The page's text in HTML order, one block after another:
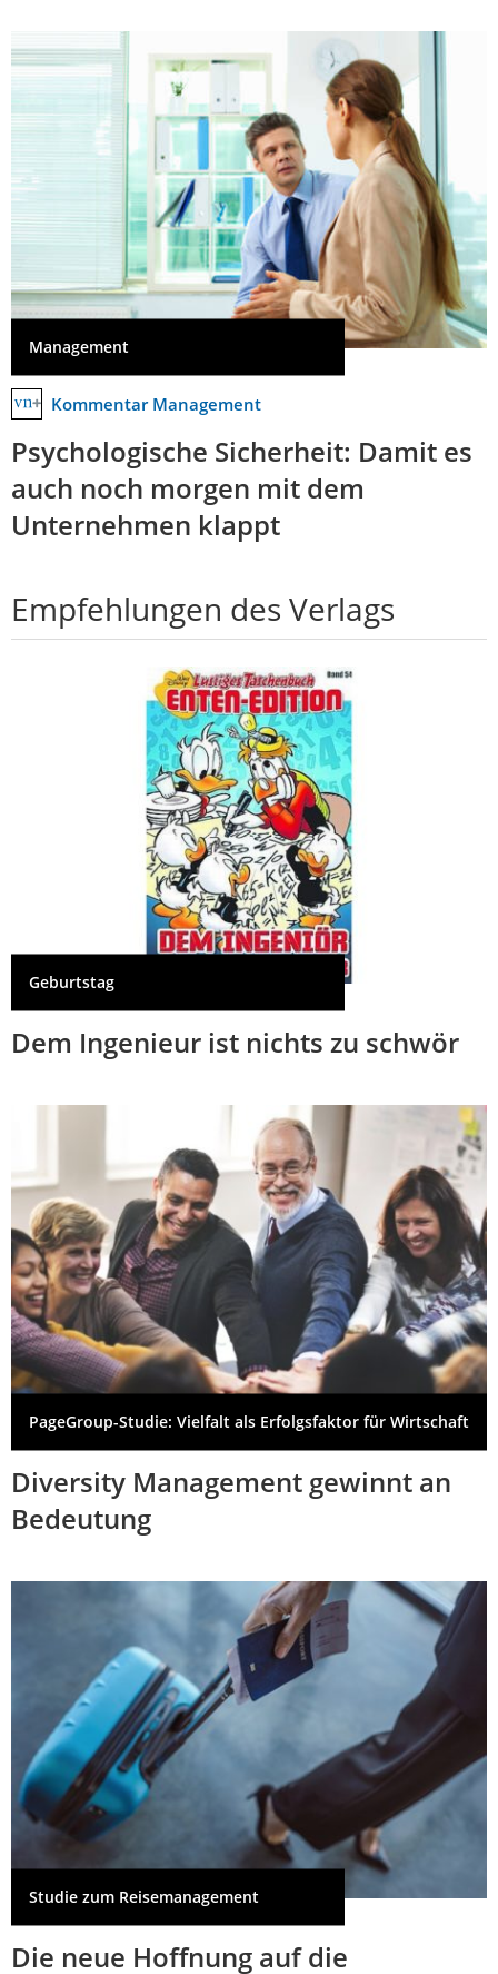
Management
Kommentar Management
Psychologische Sicherheit: Damit es
auch noch morgen mit dem
Unternehmen klappt
Empfehlungen des Verlags
Geburtstag
Dem Ingenieur ist nichts zu schwör
PageGroup-Studie: Vielfalt als Erfolgsfaktor für Wirtschaft
Diversity Management gewinnt an
Bedeutung
Studie zum Reisemanagement
Die neue Hoffnung auf die